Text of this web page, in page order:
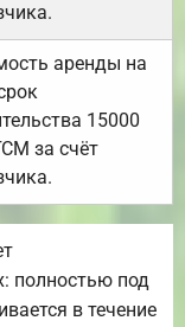
аренды на
15000
за счёт
полностью под
в течение